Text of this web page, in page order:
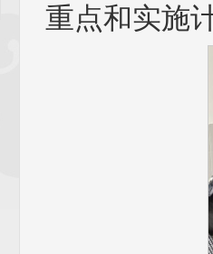
重点和实施